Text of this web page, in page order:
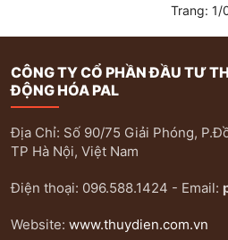
Trang: 1/
CÔNG TY CỔ PHẦN ĐẦU TƯ
ĐỘNG HÓA PAL
Địa Chỉ: Số 90/75 Giải Phóng,
TP Hà Nội, Việt Nam
Điện thoại: 096.588.1424 - Email:
Website: www.thuydien.com.vn